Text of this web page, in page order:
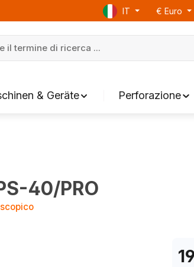
IT € Euro
& Geräte Perforazione
40/PRO